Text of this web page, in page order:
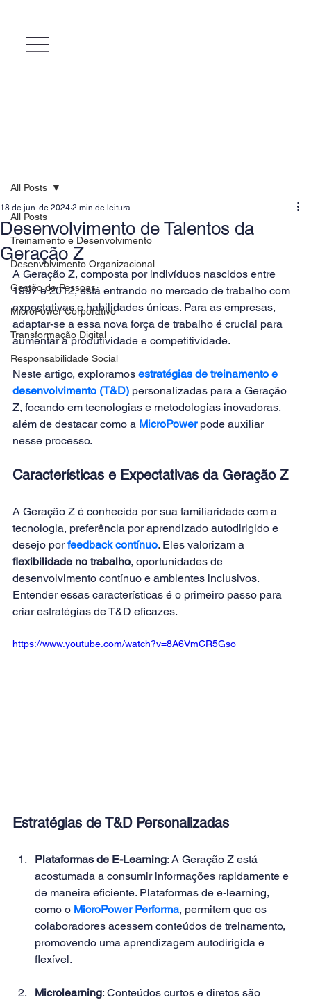
All Posts
Treinamento e Desenvolvimento
Desenvolvimento Organizacional
Gestão de Pessoas
MicroPower Corporativo
Transformação Digital
Responsabilidade Social
All Posts
Desenvolvimento de Talentos da
Geração Z
18 de jun. de 2024 2 min de leitura
A Geração Z, composta por indivíduos nascidos entre
1997 e 2012, está entrando no mercado de trabalho com
expectativas e habilidades únicas. Para as empresas,
adaptar-se a essa nova força de trabalho é crucial para
aumentar a produtividade e competitividade.
Neste artigo, exploramos estratégias de treinamento e
desenvolvimento (T&D) personalizadas para a Geração
Z, focando em tecnologias e metodologias inovadoras,
além de destacar como a MicroPower pode auxiliar
nesse processo.
Características e Expectativas da Geração Z
A Geração Z é conhecida por sua familiaridade com a
tecnologia, preferência por aprendizado autodirigido e
desejo por feedback contínuo. Eles valorizam a
flexibilidade no trabalho, oportunidades de
desenvolvimento contínuo e ambientes inclusivos.
Entender essas características é o primeiro passo para
criar estratégias de T&D eficazes.
https://www.youtube.com/watch?v=8A6VmCR5Gso
Estratégias de T&D Personalizadas
Plataformas de E-Learning: A Geração Z está
acostumada a consumir informações rapidamente e
de maneira eficiente. Plataformas de e-learning,
como o MicroPower Performa, permitem que os
colaboradores acessem conteúdos de treinamento,
promovendo uma aprendizagem autodirigida e
flexível.
Microlearning: Conteúdos curtos e diretos são